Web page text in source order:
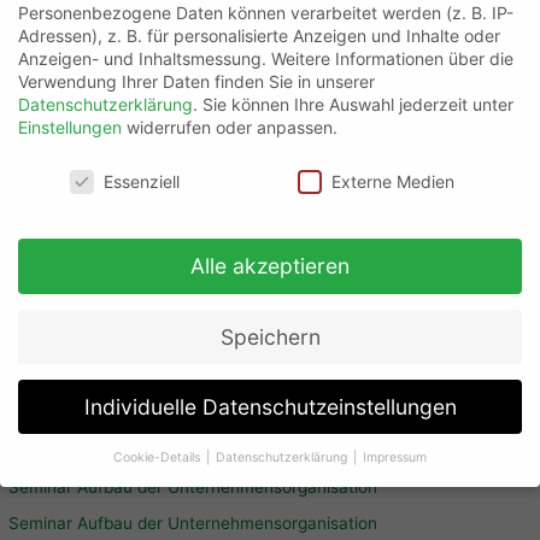
Neueste Beiträge
Seminar Aufbau der Unternehmensorganisation
Seminar Aufbau der Unternehmensorganisation
Seminar Aufbau der Unternehmensorganisation
Kranschein
Seminar Kranschein/ VonS. Schaupp
Bei Interesse einfach Anfrage senden, wir melden uns
Personenbezogene Daten können verarbeitet werden (z. B. IP-
Adressen), z. B. für personalisierte Anzeigen und Inhalte oder
Anzeigen- und Inhaltsmessung. Weitere Informationen über die
Verwendung Ihrer Daten finden Sie in unserer
Datenschutzerklärung. Sie können Ihre Auswahl jederzeit unter
Einstellungen widerrufen oder anpassen.
Datenschutzeinstellungen
Essenziell Externe Medien
Alle akzeptieren
Speichern
Individuelle Datenschutzeinstellungen
Cookie-Details Datenschutzerklärung Impressum
Datenschutzeinstellungen
Wenn Sie unter 16 Jahre alt sind und Ihre Zustimmung zu